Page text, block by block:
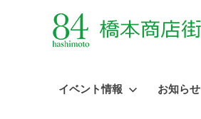
イベント情報 お知らせ